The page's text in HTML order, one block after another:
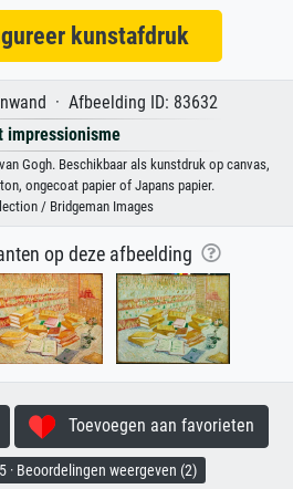
kunstafdruk
· Afbeelding ID: 83632
impressionisme
Gogh. Beschikbaar als kunstdruk op canvas,
ongecoat papier of Japans papier.
/ Bridgeman Images
op deze afbeelding
Toevoegen aan favorieten
· Beoordelingen weergeven (2)